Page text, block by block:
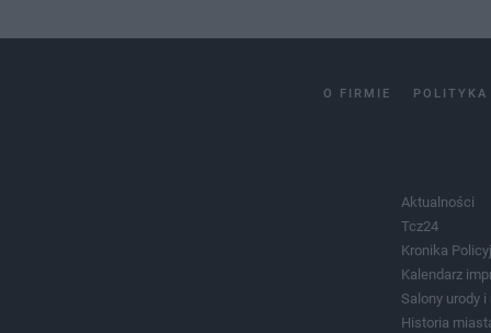
O FIRMIE POLITYKA
Aktualności
Tcz24
Kronika
Kalendarz
Salony urody i
Historia